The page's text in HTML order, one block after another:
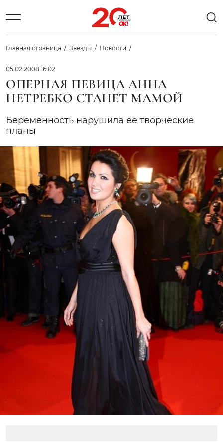
Главная страница Звезды Новости
05.02.2008 16:02
ОПЕРНАЯ ПЕВИЦА АННА
НЕТРЕБКО СТАНЕТ МАМОЙ
Беременность нарушила ее творческие
планы